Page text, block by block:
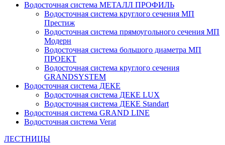
Водосточная система МЕТАЛЛ ПРОФИЛЬ
Водосточная система круглого сечения МП
Престиж
Водосточная система прямоугольного сечения МП
Модерн
Водосточная система большого диаметра МП
ПРОЕКТ
Водосточная система круглого сечения
GRANDSYSTEM
Водосточная система ДЕКЕ
Водосточная система ДЕКЕ LUX
Водосточная система ДЕКЕ Standart
Водосточная система GRAND LINE
Водосточная система Verat
ЛЕСТНИЦЫ